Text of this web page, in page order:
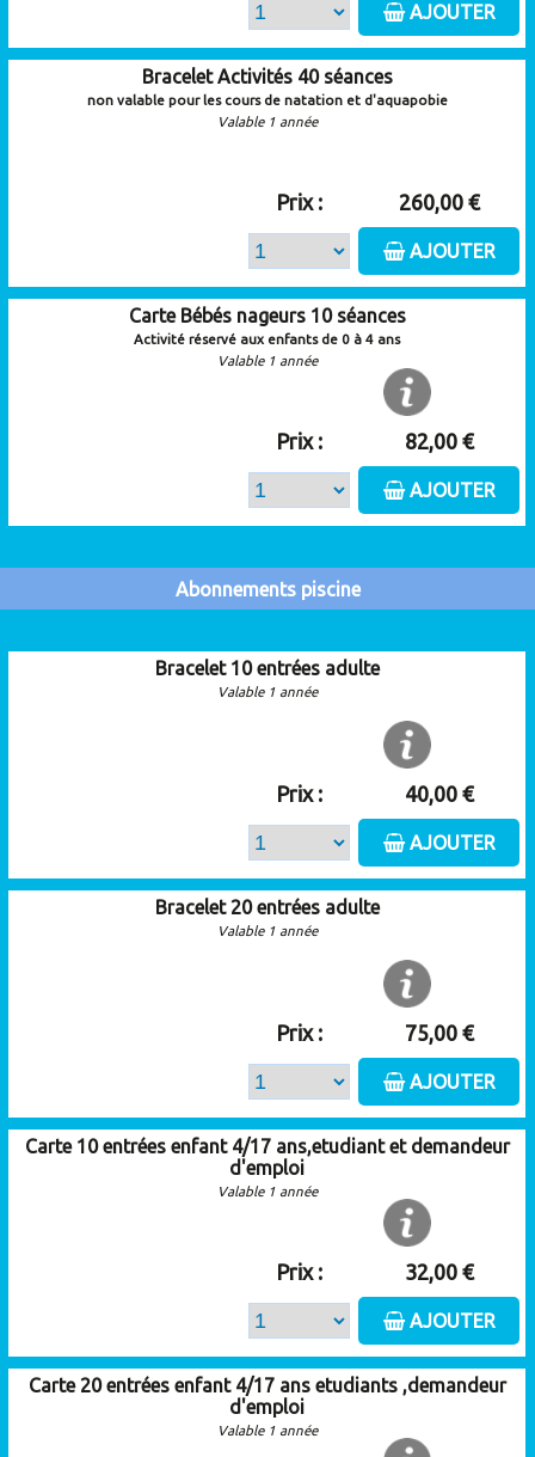
AJOUTER
Bracelet Activités 40 séances
non valable pour les cours de natation et d'aquapobie
Valable 1 année
Prix : 260,00 €
AJOUTER
Carte Bébés nageurs 10 séances
Activité réservé aux enfants de 0 à 4 ans
Valable 1 année
Prix : 82,00 €
AJOUTER
Abonnements piscine
Bracelet 10 entrées adulte
Valable 1 année
Prix : 40,00 €
AJOUTER
Bracelet 20 entrées adulte
Valable 1 année
Prix : 75,00 €
AJOUTER
Carte 10 entrées enfant 4/17 ans,etudiant et demandeur
d'emploi
Valable 1 année
Prix : 32,00 €
AJOUTER
Carte 20 entrées enfant 4/17 ans etudiants ,demandeur
d'emploi
Valable 1 année